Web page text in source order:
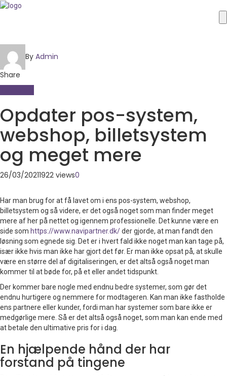
By Admin
Share
Opdater pos-system,
webshop, billetsystem
og meget mere
26/03/20211922 views0
Har man brug for at få lavet om i ens pos-system, webshop,
billetsystem og så videre, er det også noget som man finder meget
mere af her på nettet og igennem professionelle. Det kunne være en
side som https://www.navipartner.dk/der gjorde, at man fandt den
løsning som egnede sig. Det er i hvert fald ikke noget man kan tage på,
især ikke hvis man ikke har gjort det før. Er man ikke opsat på, at skulle
være en større del af digitaliseringen, er det altså også noget man
kommer til at bøde for, på et eller andet tidspunkt.
Der kommer bare nogle med endnu bedre systemer, som gør det
endnu hurtigere og nemmere for modtageren. Kan man ikke fastholde
ens partnere eller kunder, fordi man har systemer som bare ikke er
medgørlige mere. Så er det altså også noget, som man kan ende med
at betale den ultimative pris for i dag.
En hjælpende hånd der har
forstand på tingene